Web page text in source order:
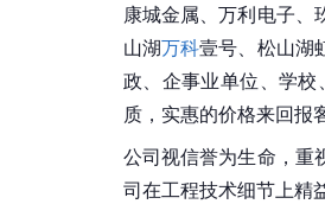
康城金属、万利电子、
山湖万科壹号、松山湖
政、企事业单位、学
质，实惠的价格来回报
公司视信誉为生命，重
司在工程技术细节上精